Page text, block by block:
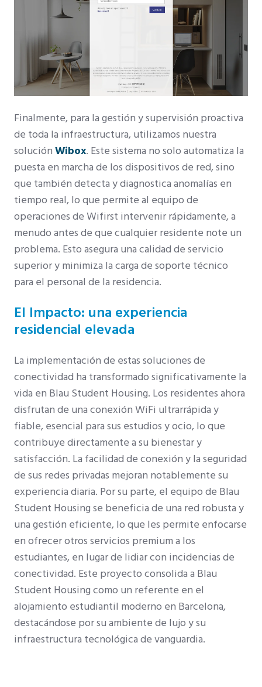
Finalmente, para la gestión y supervisión proactiva
de toda la infraestructura, utilizamos nuestra
solución Wibox. Este sistema no solo automatiza la
puesta en marcha de los dispositivos de red, sino
que también detecta y diagnostica anomalías en
tiempo real, lo que permite al equipo de
operaciones de Wifirst intervenir rápidamente, a
menudo antes de que cualquier residente note un
problema. Esto asegura una calidad de servicio
superior y minimiza la carga de soporte técnico
para el personal de la residencia.
El Impacto: una experiencia
residencial elevada
La implementación de estas soluciones de
conectividad ha transformado significativamente la
vida en Blau Student Housing. Los residentes ahora
disfrutan de una conexión WiFi ultrarrápida y
fiable, esencial para sus estudios y ocio, lo que
contribuye directamente a su bienestar y
satisfacción. La facilidad de conexión y la seguridad
de sus redes privadas mejoran notablemente su
experiencia diaria. Por su parte, el equipo de Blau
Student Housing se beneficia de una red robusta y
una gestión eficiente, lo que les permite enfocarse
en ofrecer otros servicios premium a los
estudiantes, en lugar de lidiar con incidencias de
conectividad. Este proyecto consolida a Blau
Student Housing como un referente en el
alojamiento estudiantil moderno en Barcelona,
destacándose por su ambiente de lujo y su
infraestructura tecnológica de vanguardia.